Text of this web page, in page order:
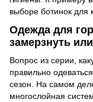
выборе ботинок для
Одежда для
замерзнуть
Вопрос из серии,
правильно
сезон. На самом
многослойная